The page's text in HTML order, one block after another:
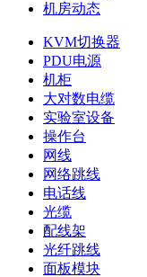
机房动态
KVM切换器
PDU电源
机柜
大对数电缆
实验室设备
操作台
网线
网络跳线
电话线
光缆
配线架
光纤跳线
面板模块